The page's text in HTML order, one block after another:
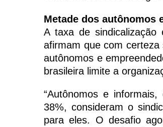
Metade dos autônomos
A taxa de sindicalização
afirmam que com
autônomos e
brasileira limite a
“Autônomos e
38%, consideram o
para eles. O desafio